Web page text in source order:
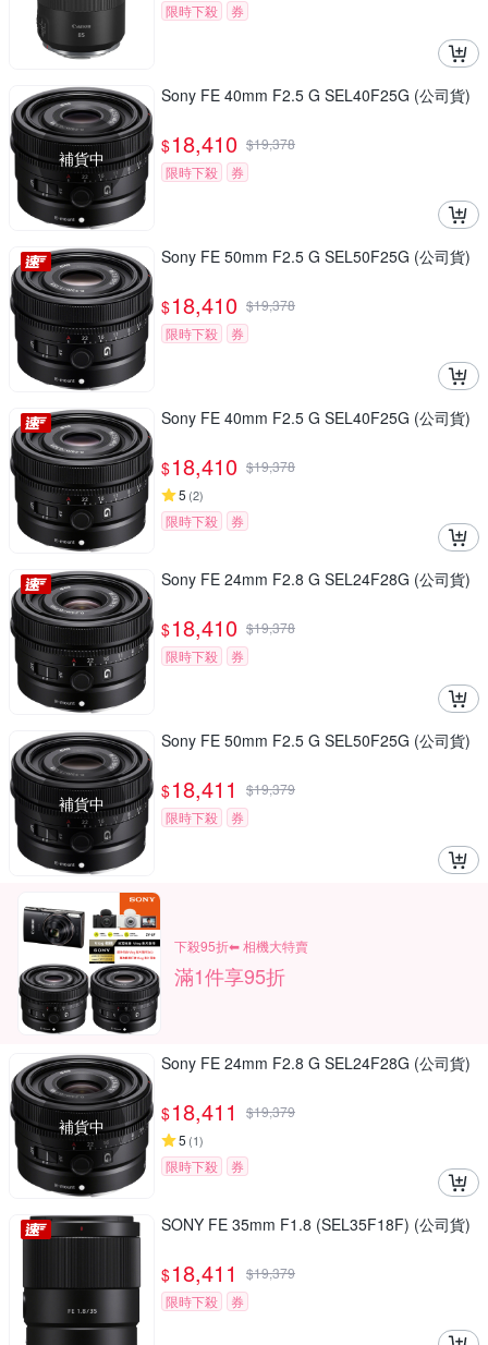
限時下殺
券
補貨中
Sony FE 40mm F2.5 G SEL40F25G (公司貨)
$18,410 $19,378
限時下殺
券
Sony FE 50mm F2.5 G SEL50F25G (公司貨)
$18,410 $19,378
限時下殺
券
Sony FE 40mm F2.5 G SEL40F25G (公司貨)
$18,410 $19,378
5 (2)
限時下殺 券
Sony FE 24mm F2.8 G SEL24F28G (公司貨)
$18,410 $19,378
限時下殺
券
補貨中
Sony FE 50mm F2.5 G SEL50F25G (公司貨)
$18,411 $19,379
限時下殺
券
下殺95折⬅︎ 相機大特賣
滿1件享95折
補貨中
Sony FE 24mm F2.8 G SEL24F28G (公司貨)
$18,411 $19,379
5 (1)
限時下殺 券
SONY FE 35mm F1.8 (SEL35F18F) (公司貨)
$18,411 $19,379
限時下殺
券